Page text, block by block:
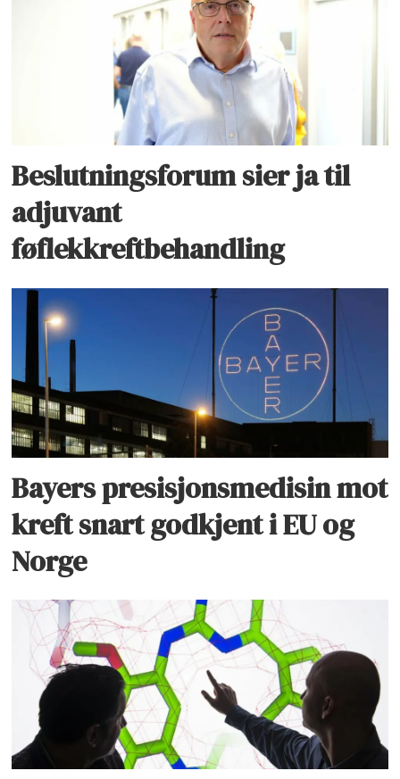
Beslutningsforum sier ja til
adjuvant
føflekkreftbehandling
Bayers presisjonsmedisin mot
kreft snart godkjent i EU og
Norge